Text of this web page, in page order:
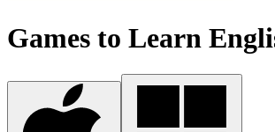
Games to Learn